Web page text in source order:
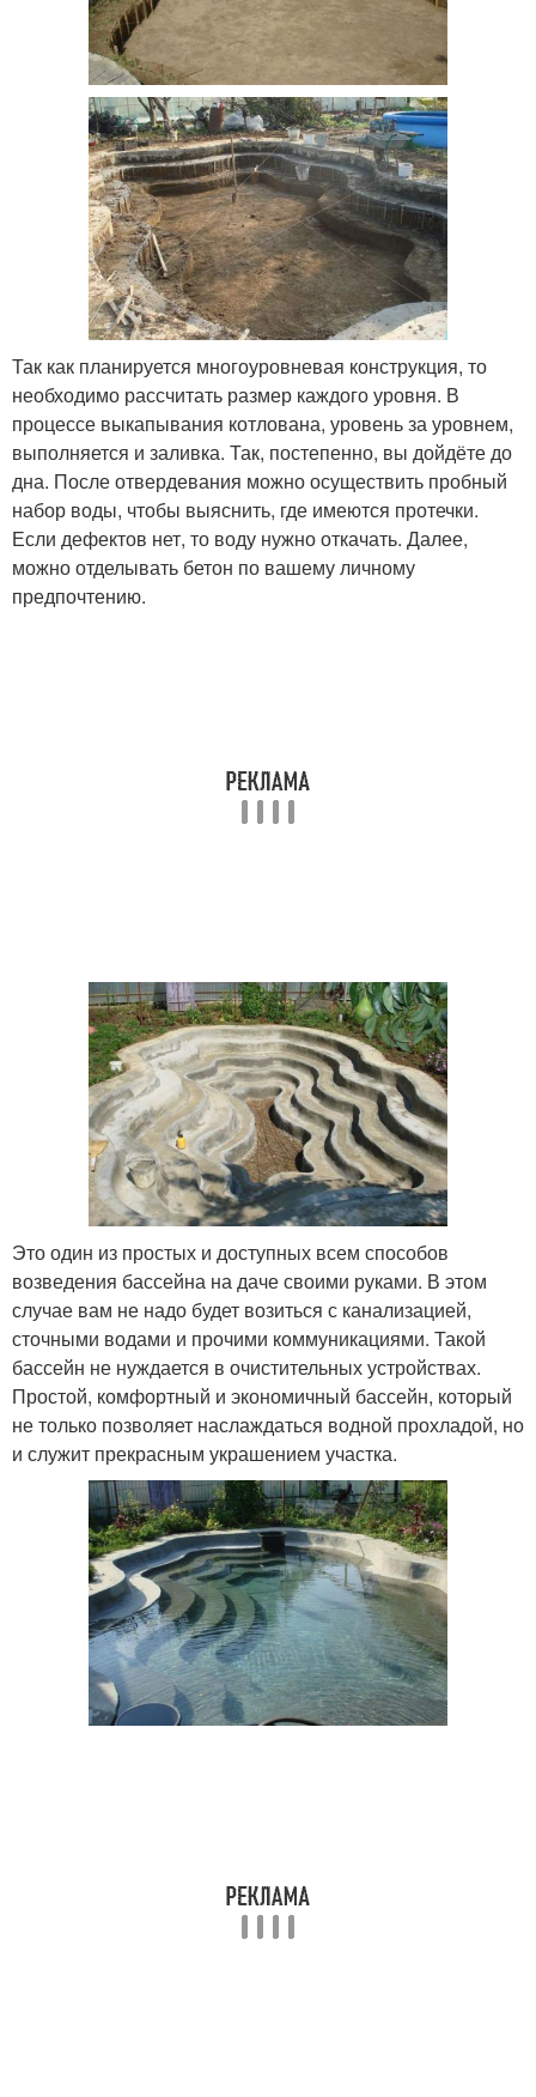
Так как планируется многоуровневая конструкция, то
необходимо рассчитать размер каждого уровня. В
процессе выкапывания котлована, уровень за уровнем,
выполняется и заливка. Так, постепенно, вы дойдёте до
дна. После отвердевания можно осуществить пробный
набор воды, чтобы выяснить, где имеются протечки.
Если дефектов нет, то воду нужно откачать. Далее,
можно отделывать бетон по вашему личному
предпочтению.
Это один из простых и доступных всем способов
возведения бассейна на даче своими руками. В этом
случае вам не надо будет возиться с канализацией,
сточными водами и прочими коммуникациями. Такой
бассейн не нуждается в очистительных устройствах.
Простой, комфортный и экономичный бассейн, который
не только позволяет наслаждаться водной прохладой, но
и служит прекрасным украшением участка.